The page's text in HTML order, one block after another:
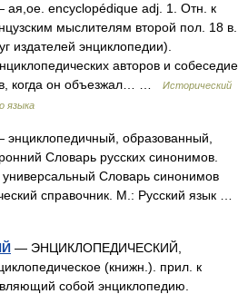
ая,ое. encyclopédique adj. 1. Отн. к
мыслителям второй пол. 18 в.
издателей энциклопедии).
авторов и собеседие
когда он объезжал… …
Исторический
языка
энциклопедичный, образованный,
Словарь русских синонимов.
Словарь синонимов
справочник. М.: Русский язык …
— ЭНЦИКЛОПЕДИЧЕСКИЙ,
(книжн.). прил. к
собой энциклопедию.